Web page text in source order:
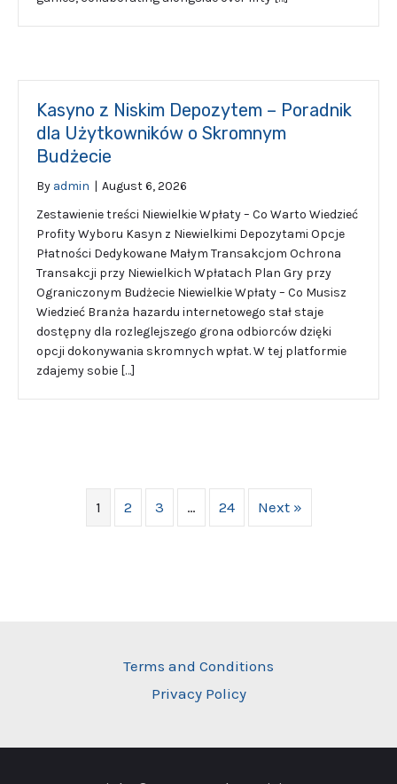
Kasyno z Niskim Depozytem – Poradnik
dla Użytkowników o Skromnym
Budżecie
By admin | August 6, 2026
Zestawienie treści Niewielkie Wpłaty – Co Warto Wiedzieć
Profity Wyboru Kasyn z Niewielkimi Depozytami Opcje
Płatności Dedykowane Małym Transakcjom Ochrona
Transakcji przy Niewielkich Wpłatach Plan Gry przy
Ograniczonym Budżecie Niewielkie Wpłaty – Co Musisz
Wiedzieć Branża hazardu internetowego stał staje
dostępny dla rozleglejszego grona odbiorców dzięki
opcji dokonywania skromnych wpłat. W tej platformie
zdajemy sobie […]
1 2 3 … 24 Next »
Terms and Conditions
Privacy Policy